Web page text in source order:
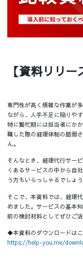
【資料リリー
専門性が高く煩雑な作業が
ながら、人手不足に陥りや
特に繁忙期には担当者にか
職した際の経理体制の脆弱
ん。
そんなとき、経理代行サー
くあるサービスの中から自
う方もいらっしゃるでしょう
そこで、本資料では、経理
めました。サービスの基本
前の検討材料としてぜひご活
◆本資料のダウンロードは
https://help-you.me/